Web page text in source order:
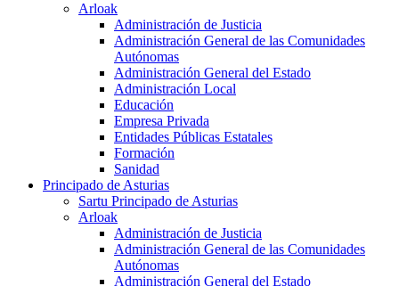
Arloak
Administración de Justicia
Administración General de las Comunidades
Autónomas
Administración General del Estado
Administración Local
Educación
Empresa Privada
Entidades Públicas Estatales
Formación
Sanidad
Principado de Asturias
Sartu Principado de Asturias
Arloak
Administración de Justicia
Administración General de las Comunidades
Autónomas
Administración General del Estado